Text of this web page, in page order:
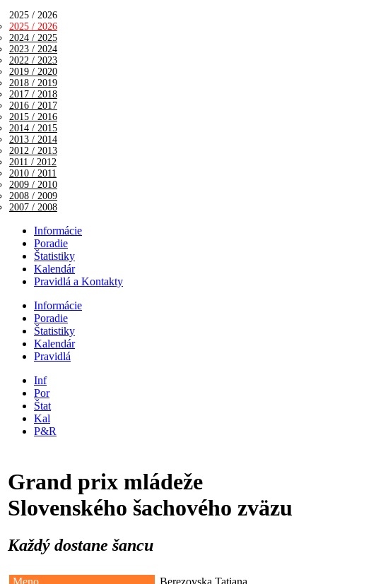
2025 / 2026
2025 / 2026
2024 / 2025
2023 / 2024
2022 / 2023
2019 / 2020
2018 / 2019
2017 / 2018
2016 / 2017
2015 / 2016
2014 / 2015
2013 / 2014
2012 / 2013
2011 / 2012
2010 / 2011
2009 / 2010
2008 / 2009
2007 / 2008
Informácie
Poradie
Štatistiky
Kalendár
Pravidlá a Kontakty
Informácie
Poradie
Štatistiky
Kalendár
Pravidlá
Inf
Por
Štat
Kal
P&R
Grand prix mládeže
Slovenského šachového zväzu
Každý dostane šancu
Meno
Berezovska Tatiana